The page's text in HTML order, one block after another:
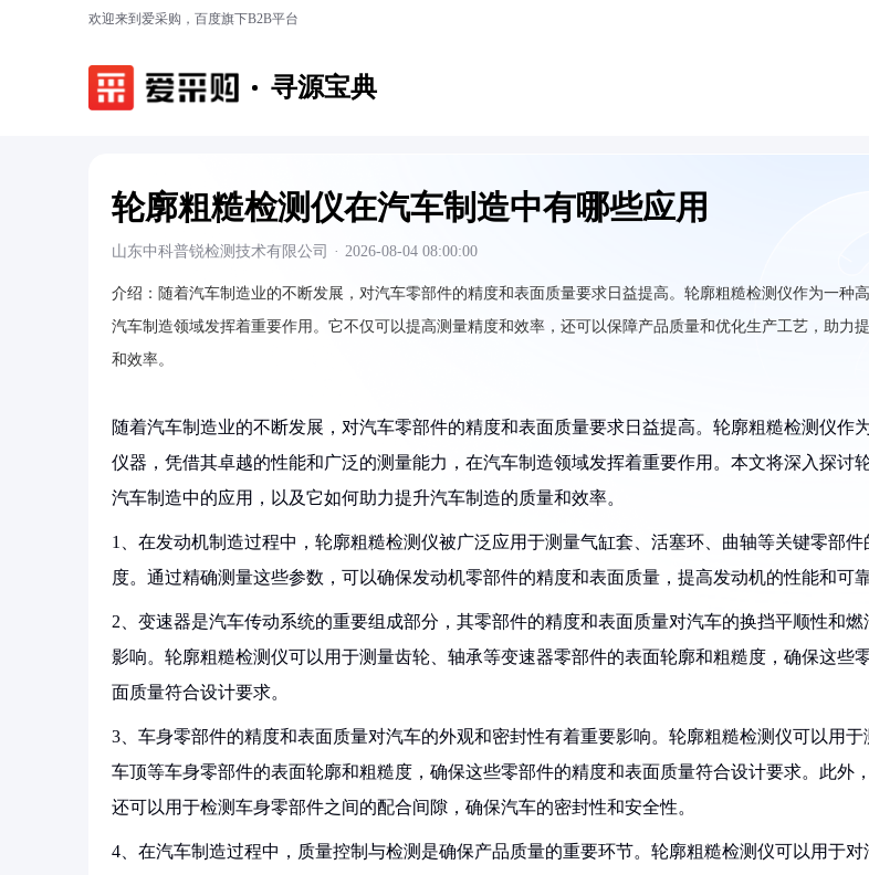
欢迎来到爱采购，百度旗下B2B平台
寻源宝典
轮廓粗糙检测仪在汽车制造中有哪些应用
山东中科普锐检测技术有限公司 · 2026-08-04 08:00:00
介绍： 随着汽车制造业的不断发展，对汽车零部件的精度和表面质量要求日益提高。轮廓粗糙检测仪作为一种
汽车制造领域发挥着重要作用。它不仅可以提高测量精度和效率，还可以保障产品质量和优化生产工艺，助力
和效率。
随着汽车制造业的不断发展，对汽车零部件的精度和表面质量要求日益提高。轮廓粗糙检测仪作
仪器，凭借其卓越的性能和广泛的测量能力，在汽车制造领域发挥着重要作用。本文将深入探讨
汽车制造中的应用，以及它如何助力提升汽车制造的质量和效率。
1、在发动机制造过程中，轮廓粗糙检测仪被广泛应用于测量气缸套、活塞环、曲轴等关键零部
度。通过精确测量这些参数，可以确保发动机零部件的精度和表面质量，提高发动机的性能和可靠
2、变速器是汽车传动系统的重要组成部分，其零部件的精度和表面质量对汽车的换挡平顺性和
影响。轮廓粗糙检测仪可以用于测量齿轮、轴承等变速器零部件的表面轮廓和粗糙度，确保这些
面质量符合设计要求。
3、车身零部件的精度和表面质量对汽车的外观和密封性有着重要影响。轮廓粗糙检测仪可以用于
车顶等车身零部件的表面轮廓和粗糙度，确保这些零部件的精度和表面质量符合设计要求。此外
还可以用于检测车身零部件之间的配合间隙，确保汽车的密封性和安全性。
4、在汽车制造过程中，质量控制与检测是确保产品质量的重要环节。轮廓粗糙检测仪可以用于对